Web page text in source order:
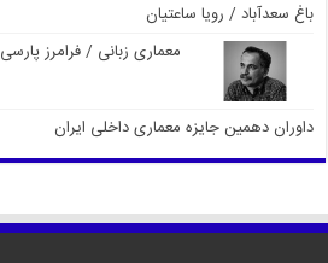
باغ سعدآباد / رویا ساعتیان
معماری زبانی / فرامرز پارسی
داوران دهمین جایزه معماری داخلی ایران